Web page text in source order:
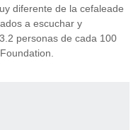
diferente de la cefaleade
a escuchar y
personas de cada 100